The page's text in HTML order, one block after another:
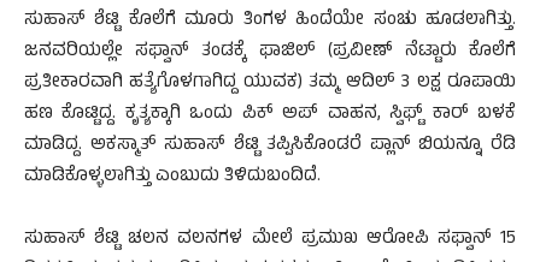
ಸುಹಾಸ್ ಶೆಟ್ಟಿ ಕೊಲೆಗೆ ಮೂರು ತಿಂಗಳ ಹಿಂದೆಯೇ ಸಂಚು ಹೂಡಲಾಗಿತ್ತು.
ಜನವರಿಯಲ್ಲೇ ಸಫ್ವಾನ್ ತಂಡಕ್ಕೆ ಫಾಜಿಲ್ (ಪ್ರವೀಣ್ ನೆಟ್ಟಾರು ಕೊಲೆಗೆ
ಪ್ರತೀಕಾರವಾಗಿ ಹತ್ಯೆಗೊಳಗಾಗಿದ್ದ ಯುವಕ) ತಮ್ಮ ಆದಿಲ್ 3 ಲಕ್ಷ ರೂಪಾಯಿ
ಹಣ ಕೊಟ್ಟಿದ್ದ. ಕೃತ್ಯಕ್ಕಾಗಿ ಒಂದು ಪಿಕ್ ಅಪ್ ವಾಹನ, ಸ್ವಿಫ್ಟ್ ಕಾರ್ ಬಳಕೆ
ಮಾಡಿದ್ದ. ಅಕಸ್ಮಾತ್ ಸುಹಾಸ್ ಶೆಟ್ಟಿ ತಪ್ಪಿಸಿಕೊಂಡರೆ ಪ್ಲಾನ್ ಬಿಯನ್ನೂ ರೆಡಿ
ಮಾಡಿಕೊಳ್ಳಲಾಗಿತ್ತು ಎಂಬುದು ತಿಳಿದುಬಂದಿದೆ.
ಸುಹಾಸ್ ಶೆಟ್ಟಿ ಚಲನ ವಲನಗಳ ಮೇಲೆ ಪ್ರಮುಖ ಆರೋಪಿ ಸಫ್ವಾನ್ 15